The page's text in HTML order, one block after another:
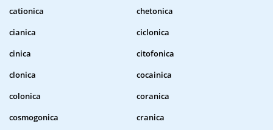
cationica
chetonica
cianica
ciclonica
cinica
citofonica
clonica
cocainica
colonica
coranica
cosmogonica
cranica